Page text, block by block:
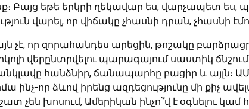
Բայց եթե երկրի ղեկավար ես, վարչապետ
վարել, որ վիճակը չհասնի դրան, չհասնի
որ զորահանդես արեցին, թոշակը
վերընտրվելու պարագայում սաստիկ ճնշում
հանձնիր, ճանապարհը բացիր և այլն։
ինչ-որ ձևով իրենց ազդեցությունը մի քիչ
չեն խոսում, Ամերիկան ինչո՞վ է օգնելու կամ